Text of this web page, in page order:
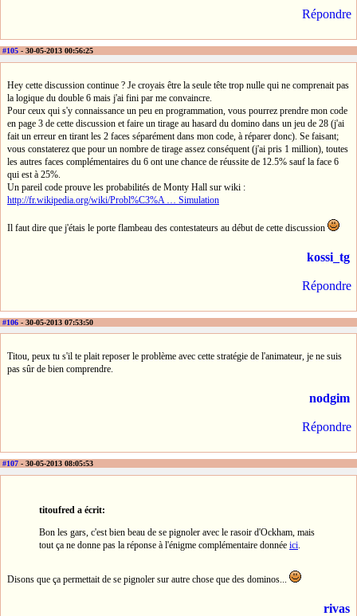
Répondre
#105 - 30-05-2013 00:56:25
Hey cette discussion continue ? Je croyais être la seule tête trop nulle qui ne comprenait pas
la logique du double 6 mais j'ai fini par me convaincre.
Pour ceux qui s'y connaissance un peu en programmation, vous pourrez prendre mon code
en page 3 de cette discussion et faire un tirage au hasard du domino dans un jeu de 28 (j'ai
fait un erreur en tirant les 2 faces séparément dans mon code, à réparer donc). Se faisant;
vous constaterez que pour un nombre de tirage assez conséquent (j'ai pris 1 million), toutes
les autres faces complémentaires du 6 ont une chance de réussite de 12.5% sauf la face 6
qui est à 25%.
Un pareil code prouve les probabilités de Monty Hall sur wiki :
http://fr.wikipedia.org/wiki/Probl%C3%A … Simulation
Il faut dire que j'étais le porte flambeau des contestateurs au début de cette discussion
kossi_tg
Répondre
#106 - 30-05-2013 07:53:50
Titou, peux tu s'il te plait reposer le problème avec cette stratégie de l'animateur, je ne suis
pas sûr de bien comprendre.
nodgim
Répondre
#107 - 30-05-2013 08:05:53
titoufred a écrit:
Bon les gars, c'est bien beau de se pignoler avec le rasoir d'Ockham, mais
tout ça ne donne pas la réponse à l'énigme complémentaire donnée ici
Disons que ça permettait de se pignoler sur autre chose que des dominos...
rivas